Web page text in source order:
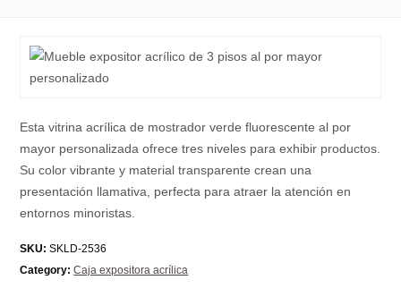
Esta vitrina acrílica de mostrador verde fluorescente al por
mayor personalizada ofrece tres niveles para exhibir productos.
Su color vibrante y material transparente crean una
presentación llamativa, perfecta para atraer la atención en
entornos minoristas.
SKU: SKLD-2536
Category: Caja expositora acrílica